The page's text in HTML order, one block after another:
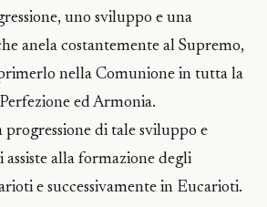
uno sviluppo e una
anela costantemente al Supremo,
nella Comunione in tutta la
ed Armonia.
progressione di tale sviluppo e
assiste alla formazione degli
e successivamente in Eucarioti.